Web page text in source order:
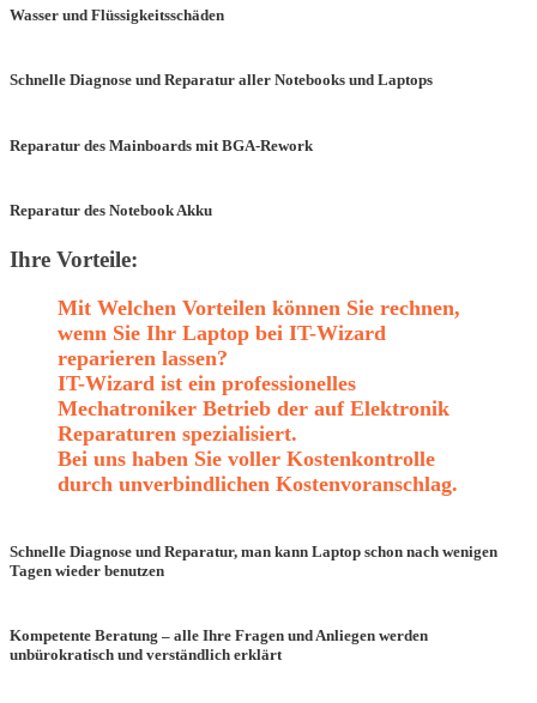
Wasser und Flüssigkeitsschäden
Schnelle Diagnose und Reparatur aller Notebooks und Laptops
Reparatur des Mainboards mit BGA-Rework
Reparatur des Notebook Akku
Ihre Vorteile:
Mit Welchen Vorteilen können Sie rechnen,
wenn Sie Ihr Laptop bei IT-Wizard
reparieren lassen?
IT-Wizard ist ein professionelles
Mechatroniker Betrieb der auf Elektronik
Reparaturen spezialisiert.
Bei uns haben Sie voller Kostenkontrolle
durch unverbindlichen Kostenvoranschlag.
Schnelle Diagnose und Reparatur, man kann Laptop schon nach wenigen
Tagen wieder benutzen
Kompetente Beratung – alle Ihre Fragen und Anliegen werden
unbürokratisch und verständlich erklärt